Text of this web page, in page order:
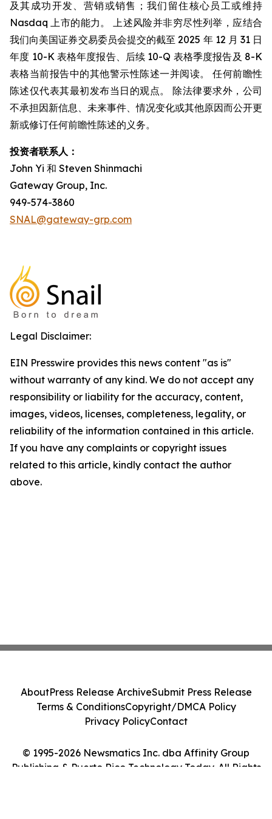
及其成功开发、营销或销售；我们留住核心员工或维持
Nasdaq 上市的能力。 上述风险并非穷尽性列举，应结合
我们向美国证券交易委员会提交的截至 2025 年 12 月 31 日
年度 10-K 表格年度报告、后续 10-Q 表格季度报告及 8-K
表格当前报告中的其他警示性陈述一并阅读。 任何前瞻性
陈述仅代表其最初发布当日的观点。 除法律要求外，公司
不承担因新信息、未来事件、情况变化或其他原因而公开更
新或修订任何前瞻性陈述的义务。
投资者联系人：
John Yi 和 Steven Shinmachi
Gateway Group, Inc.
949-574-3860
SNAL@gateway-grp.com
Legal Disclaimer:
EIN Presswire provides this news content "as is"
without warranty of any kind. We do not accept any
responsibility or liability for the accuracy, content,
images, videos, licenses, completeness, legality, or
reliability of the information contained in this article.
If you have any complaints or copyright issues
related to this article, kindly contact the author
above.
© 1995-2026 Newsmatics Inc. dba Affinity Group
Publishing & Puerto Rico Technology Today. All Rights
AboutPress Release ArchiveSubmit Press Release
Terms & ConditionsCopyright/DMCA Policy
Privacy PolicyContact